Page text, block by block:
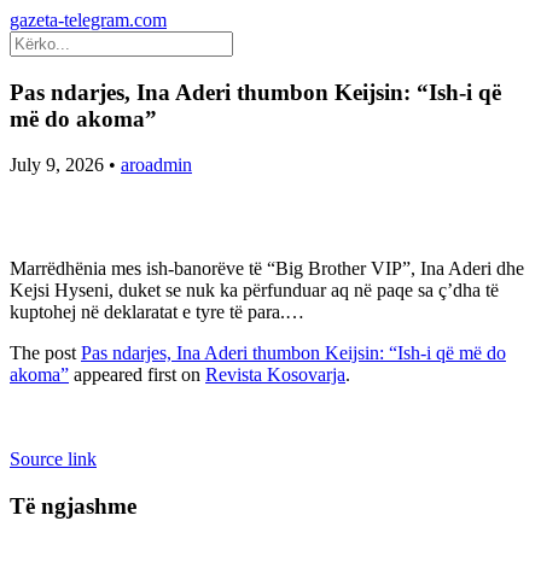
gazeta-telegram.com
Pas ndarjes, Ina Aderi thumbon Keijsin: “Ish-i që
më do akoma”
July 9, 2026 • aroadmin
Marrëdhënia mes ish-banorëve të “Big Brother VIP”, Ina Aderi dhe
Kejsi Hyseni, duket se nuk ka përfunduar aq në paqe sa ç’dha të
kuptohej në deklaratat e tyre të para.…
The postPas ndarjes, Ina Aderi thumbon Keijsin: “Ish-i që më do
akoma” appeared first on Revista Kosovarja.
Source link
Të ngjashme